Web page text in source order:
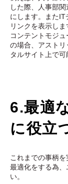
した際、人事部
にします。また
リンクを表示し
コンテントモジ
の場合、アスト
タルサイト上で可
6.最適
に役立
これまでの事柄
最適化をする為
い。